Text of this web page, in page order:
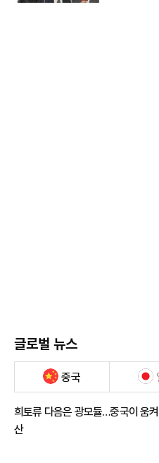
글로벌 뉴스
중국
희토류 다음은 광모듈…중국이 움
산